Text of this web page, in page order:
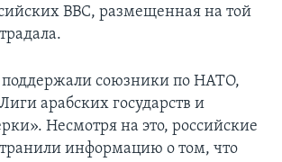
ВВС, размещенная на той
союзники по НАТО,
арабских государств и
Несмотря на это, российские
информацию о том, что